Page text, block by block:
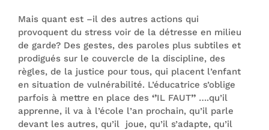
Mais quant est –il des autres actions qui
provoquent du stress voir de la détresse en milieu
de garde? Des gestes, des paroles plus subtiles et
prodigués sur le couvercle de la discipline, des
règles, de la justice pour tous, qui placent l’enfant
en situation de vulnérabilité. L’éducatrice s’oblige
parfois à mettre en place des ‘’IL FAUT’’ ….qu’il
apprenne, il va à l’école l’an prochain, qu’il parle
devant les autres, qu’il joue, qu’il s’adapte, qu’il